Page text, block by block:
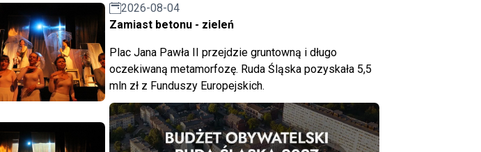
2026-08-04
Zamiast betonu - zieleń
Plac Jana Pawła II przejdzie gruntowną i długo
oczekiwaną metamorfozę. Ruda Śląska pozyskała 5,5
mln zł z Funduszy Europejskich.